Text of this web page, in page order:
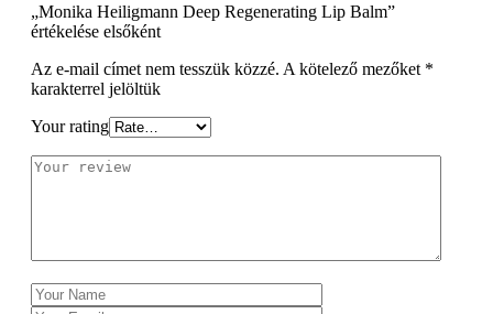
„Monika Heiligmann Deep Regenerating Lip Balm”
értékelése elsőként
Az e-mail címet nem tesszük közzé. A kötelező mezőket *
karakterrel jelöltük
Your rating